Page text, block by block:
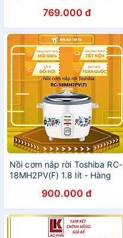
769.000 đ
Nồi cơm nắp rời Toshiba RC-
18MH2PV(F) 1.8 lít - Hàng
900.000 đ